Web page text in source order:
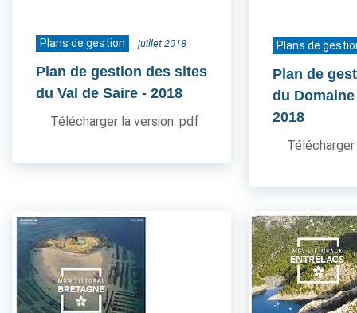
Plans de gestion juillet 2018
Plan de gestion des sites
du Val de Saire - 2018
Télécharger la version .pdf
Plans de
Plan de
du
2018